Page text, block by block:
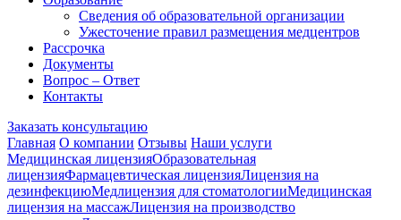
Сведения об образовательной организации
Ужесточение правил размещения медцентров
Рассрочка
Документы
Вопрос – Ответ
Контакты
Заказать консультацию
Главная О компании Отзывы Наши услуги
Медицинская лицензияОбразовательная
лицензияФармацевтическая лицензияЛицензия на
дезинфекциюМедлицензия для стоматологииМедицинская
лицензия на массажЛицензия на производство